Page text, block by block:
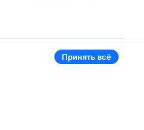
Принять всё